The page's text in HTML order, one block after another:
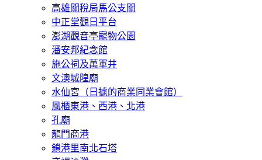
高雄關稅局馬公支關
中正堂觀日平台
澎湖觀音亭寵物公園
潘安邦紀念館
施公祠及萬軍井
文澳城隍廟
水仙宮（日據的商業同業會館）
風櫃東港、西港、北港
孔廟
龍門商港
鎖港里南北石塔